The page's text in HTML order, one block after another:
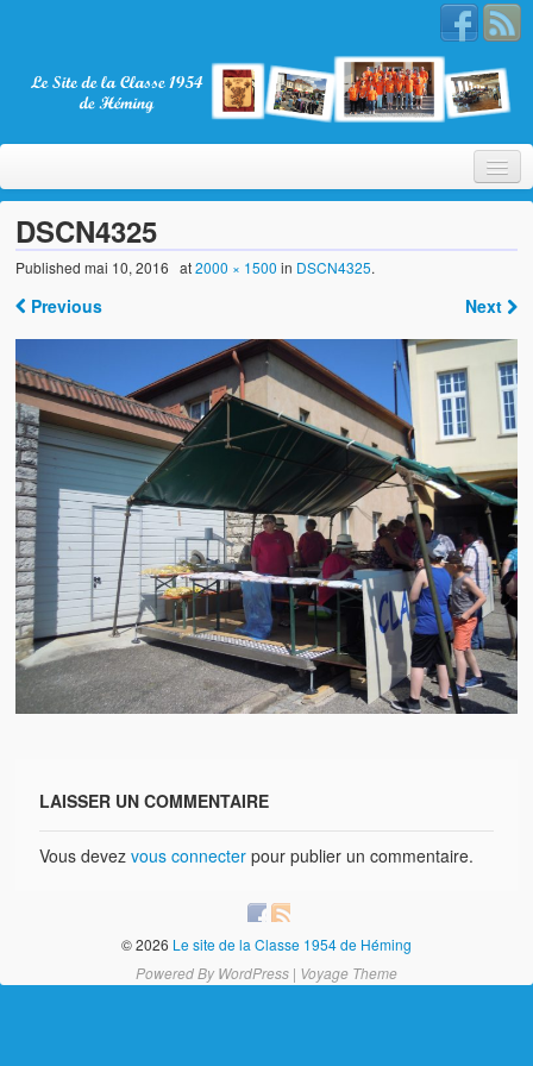
Bienvenue
La Classe 1954
Présentation
Les membres
Nos partenaires
Brocante
Salon multi-collections
Autres animations
La fête foraine
20 ans, ça se fête ! Souvenirs de 2009…
2014, les 25 ans de l’association
17/05/2015 : LA vidéo souvenir 2015
DSCN4325
Publishedmai 10, 2016 at2000 × 1500 in DSCN4325.
Previous Next
LAISSER UN COMMENTAIRE
Vous devezvous connecter pour publier un commentaire.
© 2026 Le site de la Classe 1954 de Héming
Powered By WordPress| Voyage Theme